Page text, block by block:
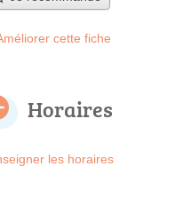
cette fiche
Horaires
les horaires